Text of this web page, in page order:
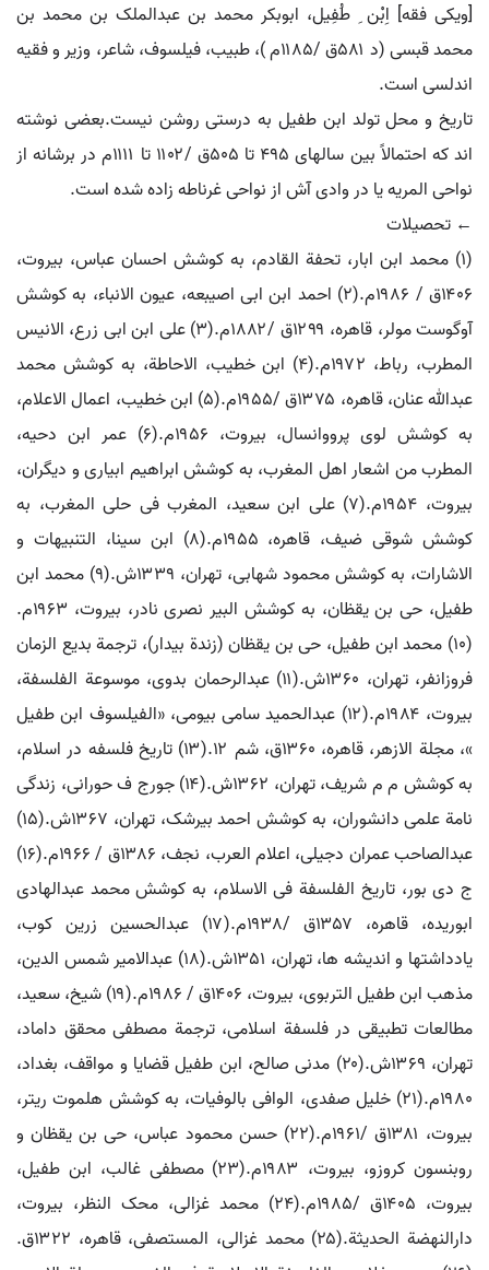
[ویکی فقه] اِبْن ِ طُفِیل، ابوبکر محمد بن عبدالملک بن محمد بن
محمد قبسی (د ۵۸۱ق /۱۱۸۵م )، طبیب، فیلسوف، شاعر، وزیر و فقیه
اندلسی است.
تاریخ و محل تولد ابن طفیل به درستی روشن نیست.بعضی نوشته
اند که احتمالاً بین سالهای ۴۹۵ تا ۵۰۵ق /۱۱۰۲ تا ۱۱۱۱م در برشانه از
نواحی المریه یا در وادی آش از نواحی غرناطه زاده شده است.
← تحصیلات
(۱) محمد ابن ابار، تحفة القادم، به کوشش احسان عباس، بیروت،
۱۴۰۶ق / ۱۹۸۶م.(۲) احمد ابن ابی اصیبعه، عیون الانباء، به کوشش
آوگوست مولر، قاهره، ۱۲۹۹ق /۱۸۸۲م.(۳) علی ابن ابی زرع، الانیس
المطرب، رباط، ۱۹۷۲م.(۴) ابن خطیب، الاحاطة، به کوشش محمد
عبدالله عنان، قاهره، ۱۳۷۵ق /۱۹۵۵م.(۵) ابن خطیب، اعمال الاعلام،
به کوشش لوی پرووانسال، بیروت، ۱۹۵۶م.(۶) عمر ابن دحیه،
المطرب من اشعار اهل المغرب، به کوشش ابراهیم ابیاری و دیگران،
بیروت، ۱۹۵۴م.(۷) علی ابن سعید، المغرب فی حلی المغرب، به
کوشش شوقی ضیف، قاهره، ۱۹۵۵م.(۸) ابن سینا، التنبیهات و
الاشارات، به کوشش محمود شهابی، تهران، ۱۳۳۹ش.(۹) محمد ابن
طفیل، حی بن یقظان، به کوشش البیر نصری نادر، بیروت، ۱۹۶۳م.
(۱۰) محمد ابن طفیل، حی بن یقظان (زندة بیدار)، ترجمة بدیع الزمان
فروزانفر، تهران، ۱۳۶۰ش.(۱۱) عبدالرحمان بدوی، موسوعة الفلسفة،
بیروت، ۱۹۸۴م.(۱۲) عبدالحمید سامی بیومی، «الفیلسوف ابن طفیل
»، مجلة الازهر، قاهره، ۱۳۶۰ق، شم ۱۲.(۱۳) تاریخ فلسفه در اسلام،
به کوشش م م شریف، تهران، ۱۳۶۲ش.(۱۴) جورج ف حورانی، زندگی
نامة علمی دانشوران، به کوشش احمد بیرشک، تهران، ۱۳۶۷ش.(۱۵)
عبدالصاحب عمران دجیلی، اعلام العرب، نجف، ۱۳۸۶ق / ۱۹۶۶م.(۱۶)
ج دی بور، تاریخ الفلسفة فی الاسلام، به کوشش محمد عبدالهادی
ابوریده، قاهره، ۱۳۵۷ق /۱۹۳۸م.(۱۷) عبدالحسین زرین کوب،
یادداشتها و اندیشه ها، تهران، ۱۳۵۱ش.(۱۸) عبدالامیر شمس الدین،
مذهب ابن طفیل التربوی، بیروت، ۱۴۰۶ق / ۱۹۸۶م.(۱۹) شیخ، سعید،
مطالعات تطبیقی در فلسفة اسلامی، ترجمة مصطفی محقق داماد،
تهران، ۱۳۶۹ش.(۲۰) مدنی صالح، ابن طفیل قضایا و مواقف، بغداد،
۱۹۸۰م.(۲۱) خلیل صفدی، الوافی بالوفیات، به کوشش هلموت ریتر،
بیروت، ۱۳۸۱ق /۱۹۶۱م.(۲۲) حسن محمود عباس، حی بن یقظان و
روبنسون کروزو، بیروت، ۱۹۸۳م.(۲۳) مصطفی غالب، ابن طفیل،
بیروت، ۱۴۰۵ق /۱۹۸۵م.(۲۴) محمد غزالی، محک النظر، بیروت،
دارالنهضة الحدیثة.(۲۵) محمد غزالی، المستصفی، قاهره، ۱۳۲۲ق.